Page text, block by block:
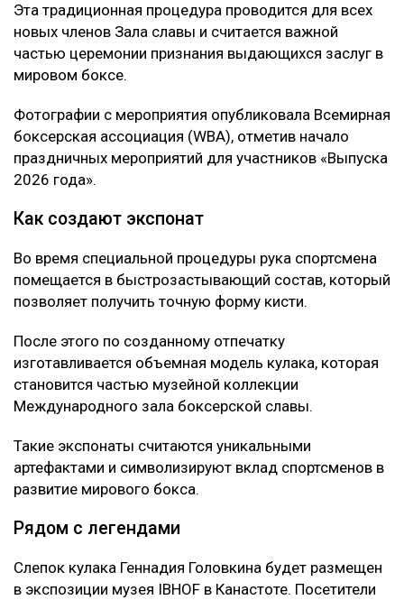
Эта традиционная процедура проводится для всех
новых членов Зала славы и считается важной
частью церемонии признания выдающихся заслуг в
мировом боксе.
Фотографии с мероприятия опубликовала Всемирная
боксерская ассоциация (WBA), отметив начало
праздничных мероприятий для участников «Выпуска
2026 года».
Как создают экспонат
Во время специальной процедуры рука спортсмена
помещается в быстрозастывающий состав, который
позволяет получить точную форму кисти.
После этого по созданному отпечатку
изготавливается объемная модель кулака, которая
становится частью музейной коллекции
Международного зала боксерской славы.
Такие экспонаты считаются уникальными
артефактами и символизируют вклад спортсменов в
развитие мирового бокса.
Рядом с легендами
Слепок кулака Геннадия Головкина будет размещен
в экспозиции музея IBHOF в Канастоте. Посетители